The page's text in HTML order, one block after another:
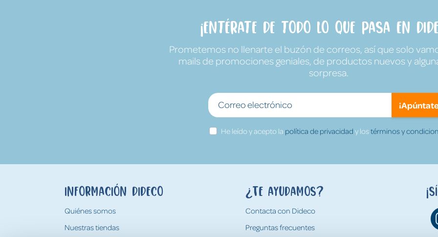
¡Entérate de todo lo que pasa en
Prometemos no llenarte el buzón de correos, así que solo
mails de promociones geniales, de productos nuevos y
sorpresa.
He leído y acepto la política de privacidad y lostérminos y
Información Dideco
Quiénes somos
Nuestras tiendas
¿Te ayudamos?
Contacta con Dideco
Preguntas frecuentes